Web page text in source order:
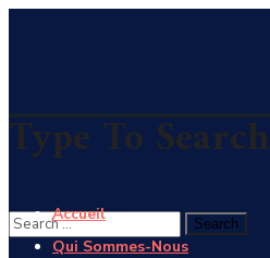
Type To Search
Accueil
Qui Sommes-Nous